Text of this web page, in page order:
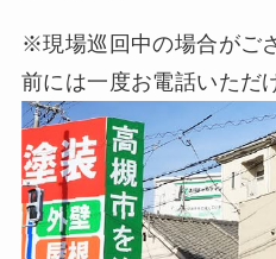
※現場巡回中の場合がご
前には一度お電話いただ